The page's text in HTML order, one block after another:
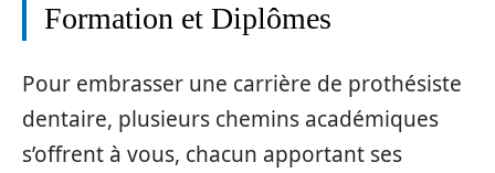
Formation et Diplômes
Pour embrasser une carrière de prothésiste
dentaire, plusieurs chemins académiques
s’offrent à vous, chacun apportant ses